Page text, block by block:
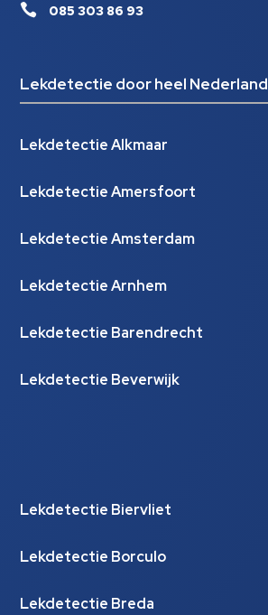
 085 303 86 93
Lekdetectie door heel Nederland
Lekdetectie Alkmaar
Lekdetectie Amersfoort
Lekdetectie Amsterdam
Lekdetectie Arnhem
Lekdetectie Barendrecht
Lekdetectie Beverwijk
Lekdetectie Biervliet
Lekdetectie Borculo
Lekdetectie Breda